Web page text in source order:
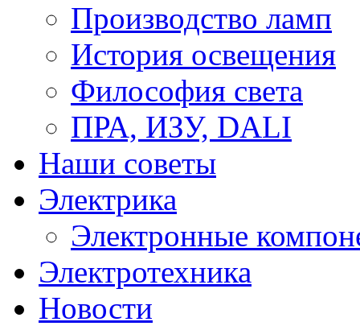
Производство ламп
История освещения
Философия света
ПРА, ИЗУ, DALI
Наши советы
Электрика
Электронные
Электротехника
Новости